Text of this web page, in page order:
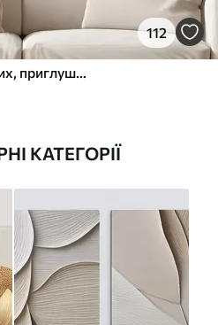
112
Текстуровані хвилі в м'яких, приглушених тонах
КАТЕГОРІЇ